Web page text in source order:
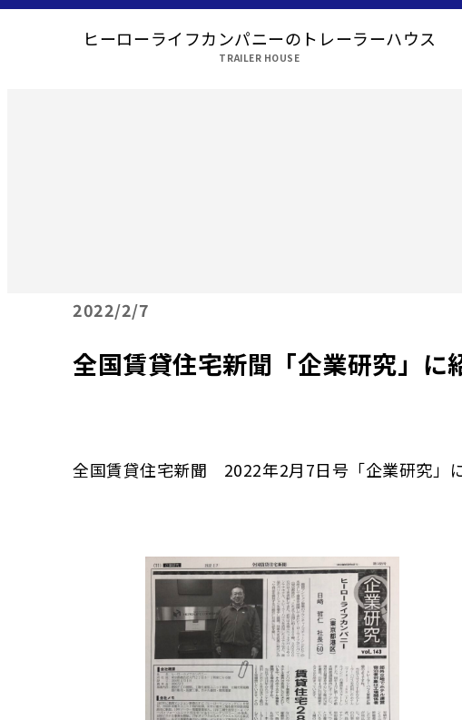
ヒーローライフカンパニーのトレーラーハウス
TRAILER HOUSE
2022 2/7
全国賃貸住宅新聞「企業研究」に
全国賃貸住宅新聞 2022年2月7日号「企業研究」